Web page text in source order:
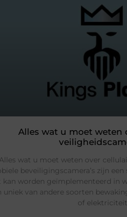
Alles wat u moet weten
wat u moet weten over
beveiligingscamera’s zijn
kan worden geïmplementeerd in
uniek van andere soorten
of elektriciteit